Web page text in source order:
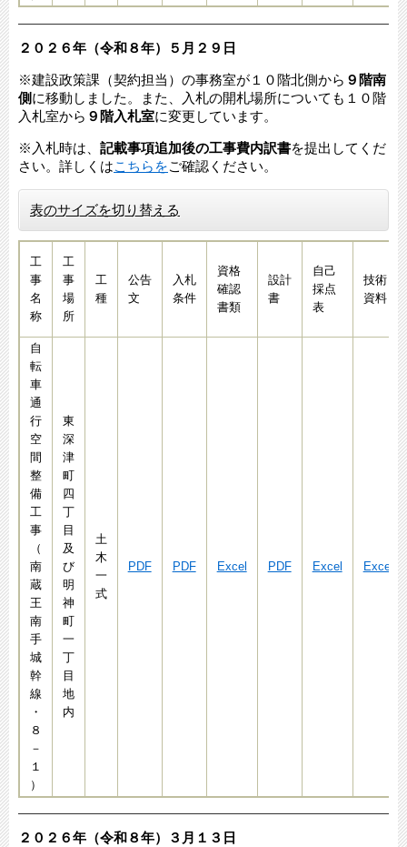
２０２６年（令和８年）５月２９日
※建設政策課（契約担当）の事務室が１０階北側から ９階南
側に移動しました。また、入札の開札場所についても１０階
入札室から ９階入札室に変更しています。​
※入札時は、 記載事項追加後の工事費内訳書を提出してくだ
さい。詳しくはこちらをご確認ください。​​​
表のサイズを切り替える
工
事
名
称
工
事
場
所
工
種
公告
文
入札
条件
資格
確認
書類
設計
書
自己
採点
表
技術
資料
自
転
車
通
行
空
間
整
備
工
事
（
南
蔵
王
南
手
城
幹
線
・
８
－
１
）
東
深
津
町
四
丁
目
及
び
明
神
町
一
丁
目
地
内
土
木
一
式
PDF PDF Excel PDF Excel Excel
２０２６年（令和８年）３月１３日